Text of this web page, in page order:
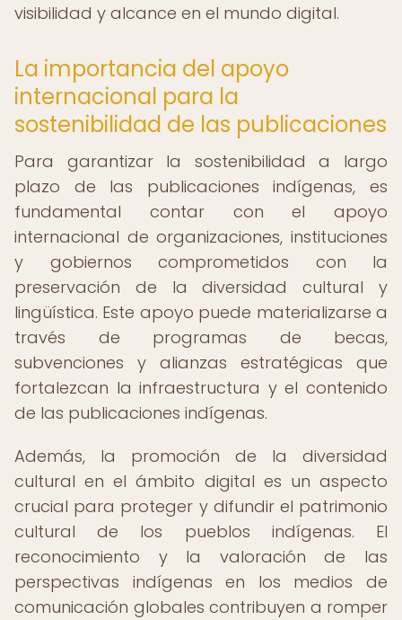
visibilidad y alcance en el mundo digital.
La importancia del apoyo
internacional para la
sostenibilidad de las publicaciones
Para garantizar la sostenibilidad a largo
plazo de las publicaciones indígenas, es
fundamental contar con el apoyo
internacional de organizaciones, instituciones
y gobiernos comprometidos con la
preservación de la diversidad cultural y
lingüística. Este apoyo puede materializarse a
través de programas de becas,
subvenciones y alianzas estratégicas que
fortalezcan la infraestructura y el contenido
de las publicaciones indígenas.
Además, la promoción de la diversidad
cultural en el ámbito digital es un aspecto
crucial para proteger y difundir el patrimonio
cultural de los pueblos indígenas. El
reconocimiento y la valoración de las
perspectivas indígenas en los medios de
comunicación globales contribuyen a romper